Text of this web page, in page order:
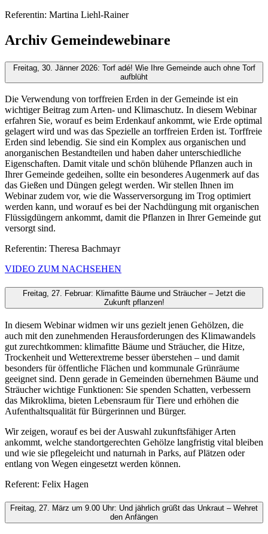
Referentin: Martina Liehl-Rainer
Archiv Gemeindewebinare
Freitag, 30. Jänner 2026: Torf adé! Wie Ihre Gemeinde auch ohne Torf
aufblüht
Die Verwendung von torffreien Erden in der Gemeinde ist ein
wichtiger Beitrag zum Arten- und Klimaschutz. In diesem Webinar
erfahren Sie, worauf es beim Erdenkauf ankommt, wie Erde optimal
gelagert wird und was das Spezielle an torffreien Erden ist. Torffreie
Erden sind lebendig. Sie sind ein Komplex aus organischen und
anorganischen Bestandteilen und haben daher unterschiedliche
Eigenschaften. Damit vitale und schön blühende Pflanzen auch in
Ihrer Gemeinde gedeihen, sollte ein besonderes Augenmerk auf das
das Gießen und Düngen gelegt werden. Wir stellen Ihnen im
Webinar zudem vor, wie die Wasserversorgung im Trog optimiert
werden kann, und worauf es bei der Nachdüngung mit organischen
Flüssigdüngern ankommt, damit die Pflanzen in Ihrer Gemeinde gut
versorgt sind.
Referentin: Theresa Bachmayr
VIDEO ZUM NACHSEHEN
Freitag, 27. Februar: Klimafitte Bäume und Sträucher – Jetzt die
Zukunft pflanzen!
In diesem Webinar widmen wir uns gezielt jenen Gehölzen, die
auch mit den zunehmenden Herausforderungen des Klimawandels
gut zurechtkommen: klimafitte Bäume und Sträucher, die Hitze,
Trockenheit und Wetterextreme besser überstehen – und damit
besonders für öffentliche Flächen und kommunale Grünräume
geeignet sind. Denn gerade in Gemeinden übernehmen Bäume und
Sträucher wichtige Funktionen: Sie spenden Schatten, verbessern
das Mikroklima, bieten Lebensraum für Tiere und erhöhen die
Aufenthaltsqualität für Bürgerinnen und Bürger.
Wir zeigen, worauf es bei der Auswahl zukunftsfähiger Arten
ankommt, welche standortgerechten Gehölze langfristig vital bleiben
und wie sie pflegeleicht und naturnah in Parks, auf Plätzen oder
entlang von Wegen eingesetzt werden können.
Referent: Felix Hagen
Freitag, 27. März um 9.00 Uhr: Und jährlich grüßt das Unkraut – Wehret
den Anfängen